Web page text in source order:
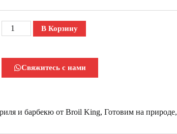
В Корзину
Свяжитесь с нами
и барбекю от Broil King, Готовим на природе,